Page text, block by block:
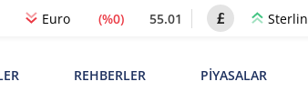
Euro (%0) 55.01 Sterlin
REHBERLER PİYASALAR